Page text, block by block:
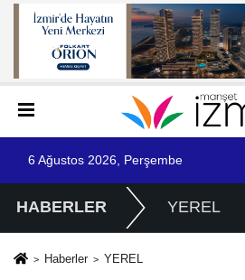
6 Ağustos 2026, Perşembe
HABERLER YEREL
Haberler YEREL